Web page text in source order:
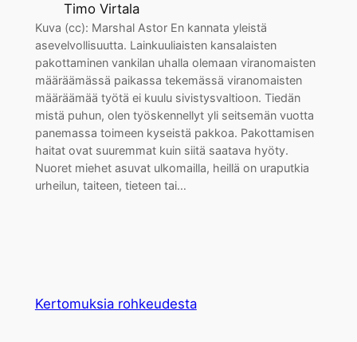
Timo Virtala
Kuva (cc): Marshal Astor En kannata yleistä
asevelvollisuutta. Lainkuuliaisten kansalaisten
pakottaminen vankilan uhalla olemaan viranomaisten
määräämässä paikassa tekemässä viranomaisten
määräämää työtä ei kuulu sivistysvaltioon. Tiedän
mistä puhun, olen työskennellyt yli seitsemän vuotta
panemassa toimeen kyseistä pakkoa. Pakottamisen
haitat ovat suuremmat kuin siitä saatava hyöty.
Nuoret miehet asuvat ulkomailla, heillä on uraputkia
urheilun, taiteen, tieteen tai…
Kertomuksia rohkeudesta